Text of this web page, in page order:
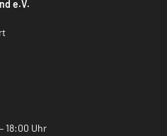
e.V.
18:00 Uhr